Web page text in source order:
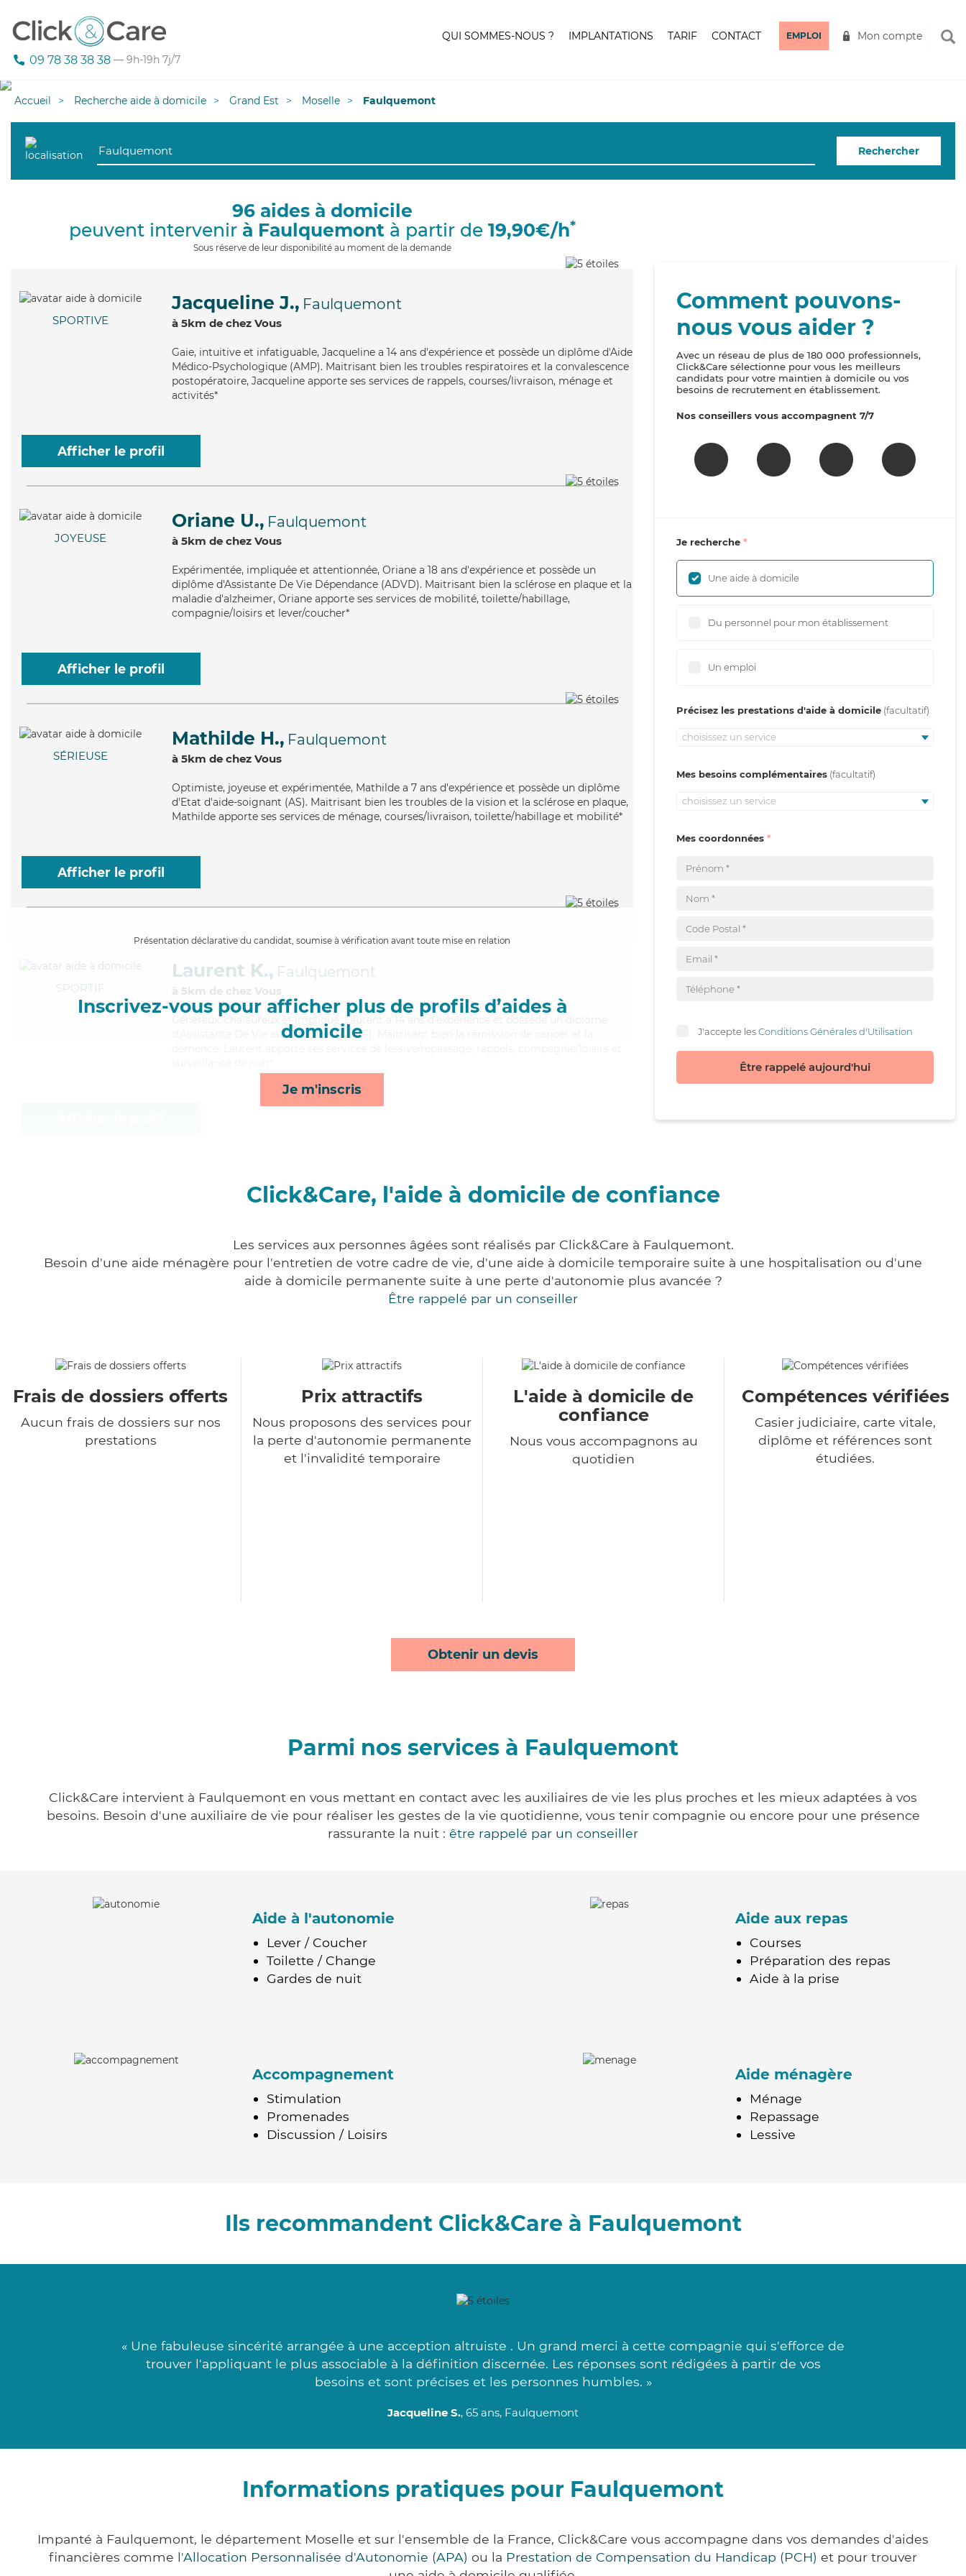
09 78 38 38 38 — 9h-19h 7j/7
QUI SOMMES-NOUS ? IMPLANTATIONS TARIF CONTACT EMPLOI Mon compte
Accueil Recherche aide à domicile Grand Est Moselle Faulquemont
Rechercher
96 aides à domicile
peuvent intervenir à Faulquemontà partir de 19,90€/h*
Sous réserve de leur disponibilité au moment de la demande
SPORTIVE
Jacqueline J., Faulquemont
à 5km de chez Vous
Gaie, intuitive et infatiguable, Jacqueline a 14 ans d'expérience et possède un diplôme d'Aide
Médico-Psychologique (AMP). Maitrisant bien les troubles respiratoires et la convalescence
postopératoire, Jacqueline apporte ses services de rappels, courses/livraison, ménage et
activités*
Afficher le profil
JOYEUSE
Oriane U., Faulquemont
à 5km de chez Vous
Expérimentée, impliquée et attentionnée, Oriane a 18 ans d'expérience et possède un
diplôme d'Assistante De Vie Dépendance (ADVD). Maitrisant bien la sclérose en plaque et la
maladie d'alzheimer, Oriane apporte ses services de mobilité, toilette/habillage,
compagnie/loisirs et lever/coucher*
Afficher le profil
SÉRIEUSE
Mathilde H., Faulquemont
à 5km de chez Vous
Optimiste, joyeuse et expérimentée, Mathilde a 7 ans d'expérience et possède un diplôme
d'Etat d'aide-soignant (AS). Maitrisant bien les troubles de la vision et la sclérose en plaque,
Mathilde apporte ses services de ménage, courses/livraison, toilette/habillage et mobilité*
Afficher le profil
Présentation déclarative du candidat, soumise à vérification avant toute mise en relation
Inscrivez-vous pour afficher plus de profils d’aides à
domicile
Je m'inscris
SPORTIF
Laurent K., Faulquemont
à 5km de chez Vous
Généreux, chaleureux et impliqué, Laurent a 14 ans d'expérience et possède un diplôme
d'Assistante De Vie aux Familles (ADVF). Maitrisant bien la rémission de cancer et la
Comment pouvons-
nous vous aider ?
Avec un réseau de plus de 180 000 professionnels,
Click&Care sélectionne pour vous les meilleurs
candidats pour votre maintien à domicile ou vos
besoins de recrutement en établissement.
Nos conseillers vous accompagnent 7/7
Je recherche
Une aide à domicile
Du personnel pour mon établissement
Un emploi
Précisez les prestations d'aide à domicile
choisissez un service
Mes besoins complémentaires
choisissez un service
Mes coordonnées
J'accepte lesConditions Générales d'Utilisation
Être rappelé aujourd'hui
Click&Care, l'aide à domicile de confiance
Les services aux personnes âgées sont réalisés par Click&Care à Faulquemont.
Besoin d'une aide ménagère pour l'entretien de votre cadre de vie, d'une aide à domicile temporaire suite à une hospitalisation ou d'une
aide à domicile permanente suite à une perte d'autonomie plus avancée ?
Être rappelé par un conseiller
Frais de dossiers offerts
Aucun frais de dossiers sur nos
prestations
Prix attractifs
Nous proposons des services pour
la perte d'autonomie permanente
et l'invalidité temporaire
L'aide à domicile de
confiance
Nous vous accompagnons au
quotidien
Compétences vérifiées
Casier judiciaire, carte vitale,
diplôme et références sont
étudiées.
Obtenir un devis
Parmi nos services à Faulquemont
Click&Care intervient à Faulquemont en vous mettant en contact avec les auxiliaires de vie les plus proches et les mieux adaptées à vos
besoins. Besoin d'une auxiliaire de vie pour réaliser les gestes de la vie quotidienne, vous tenir compagnie ou encore pour une présence
rassurante la nuit : être rappelé par un conseiller
Aide à l'autonomie
Lever / Coucher
Toilette / Change
Gardes de nuit
Aide aux repas
Courses
Préparation des repas
Aide à la prise
Accompagnement
Stimulation
Promenades
Discussion / Loisirs
Aide ménagère
Ménage
Repassage
Lessive
Ils recommandent Click&Care à Faulquemont
« Une fabuleuse sincérité arrangée à une acception altruiste . Un grand merci à cette compagnie qui s'efforce de
trouver l'appliquant le plus associable à la définition discernée. Les réponses sont rédigées à partir de vos
besoins et sont précises et les personnes humbles. »
Jacqueline S., 65 ans, Faulquemont
Informations pratiques pour Faulquemont
Impanté à Faulquemont, le département Moselle et sur l'ensemble de la France, Click&Care vous accompagne dans vos demandes d'aides
financières comme l'Allocation Personnalisée d'Autonomie (APA) ou la Prestation de Compensation du Handicap (PCH) et pour trouver